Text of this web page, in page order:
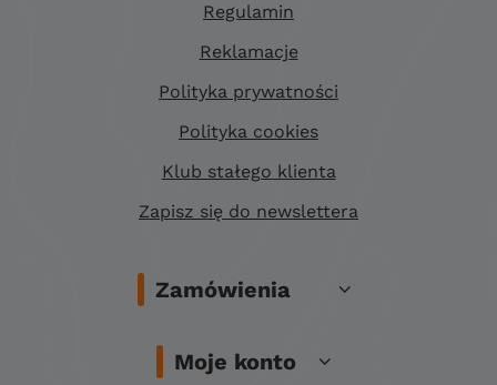
Regulamin
Reklamacje
Polityka prywatności
Polityka cookies
Klub stałego klienta
Zapisz się do newslettera
Zamówienia
Moje konto